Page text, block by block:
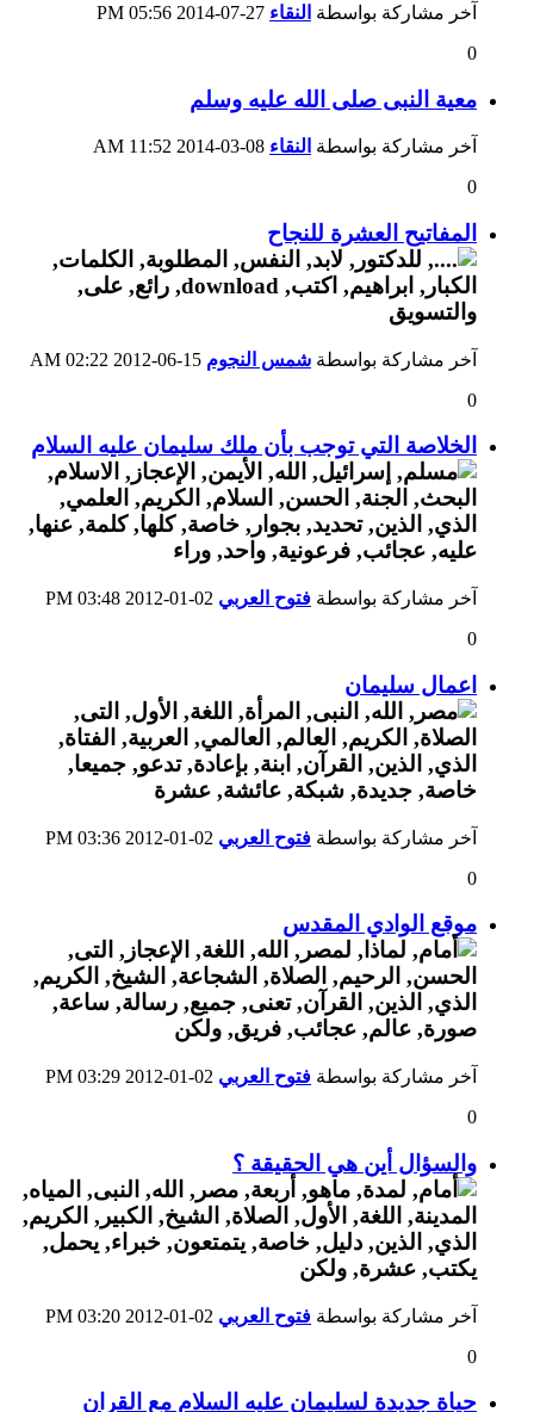
آخر مشاركة بواسطة النقاء
05:56 PM
0
معية النبى صلى الله عليه وسلم
آخر مشاركة بواسطة النقاء
11:52 AM
0
المفاتيح العشرة للنجاح
آخر مشاركة بواسطة شمس النجوم
02:22 AM
0
الخلاصة التي توجب بأن ملك سليمان عليه السلام
آخر مشاركة بواسطة فتوح العربي
03:48 PM
0
اعمال سليمان
آخر مشاركة بواسطة فتوح العربي
03:36 PM
0
موقع الوادي المقدس
آخر مشاركة بواسطة فتوح العربي
03:29 PM
0
والسؤال أين هي الحقيقة ؟
آخر مشاركة بواسطة فتوح العربي
03:20 PM
0
حياة جديدة لسليمان عليه السلام مع القران